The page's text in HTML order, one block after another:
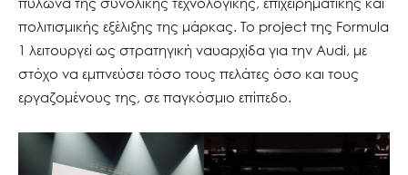
πολιτισμικής εξέλιξης της μάρκας. Το project της Formula
1 λειτουργεί ως στρατηγική ναυαρχίδα για την Audi, με
στόχο να εμπνεύσει τόσο τους πελάτες όσο και τους
εργαζομένους της, σε παγκόσμιο επίπεδο.